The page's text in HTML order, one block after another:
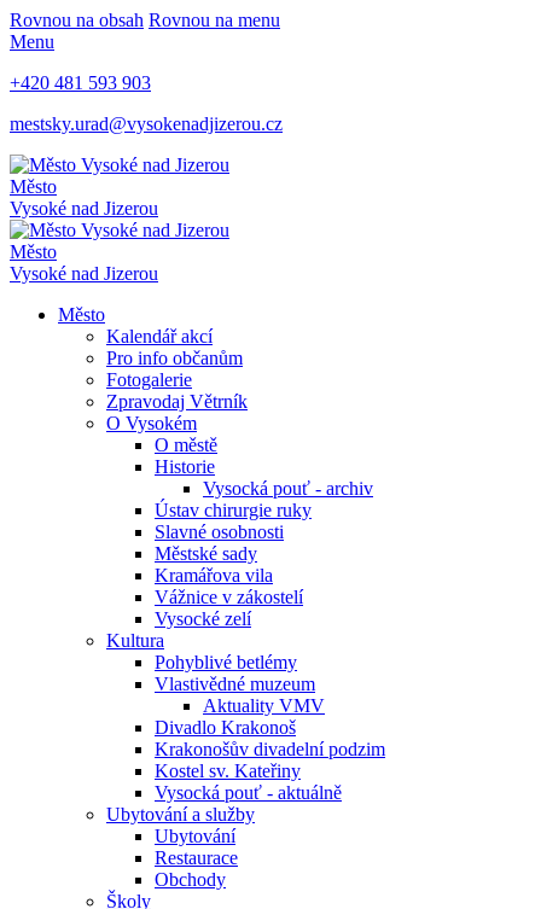
Rovnou na obsah Rovnou na menu
Menu
+420 481 593 903
mestsky.urad@vysokenadjizerou.cz
Město
Vysoké nad Jizerou
Město
Vysoké nad Jizerou
Město
Kalendář akcí
Pro info občanům
Fotogalerie
Zpravodaj Větrník
O Vysokém
O městě
Historie
Vysocká pouť - archiv
Ústav chirurgie ruky
Slavné osobnosti
Městské sady
Kramářova vila
Vážnice v zákostelí
Vysocké zelí
Kultura
Pohyblivé betlémy
Vlastivědné muzeum
Aktuality VMV
Divadlo Krakonoš
Krakonošův divadelní podzim
Kostel sv. Kateřiny
Vysocká pouť - aktuálně
Ubytování a služby
Ubytování
Restaurace
Obchody
Školy